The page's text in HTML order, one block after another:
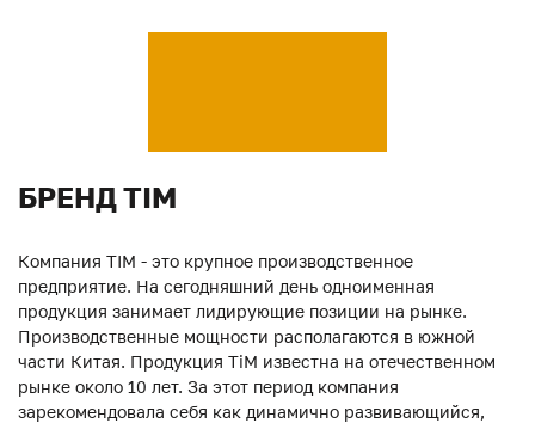
БРЕНД TIM
Компания TIM - это крупное производственное
предприятие. На сегодняшний день одноименная
продукция занимает лидирующие позиции на рынке.
Производственные мощности располагаются в южной
части Китая. Продукция ТiM известна на отечественном
рынке около 10 лет. За этот период компания
зарекомендовала себя как динамично развивающийся,